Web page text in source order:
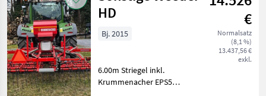
HD
€
Normalsatz
(8,1 %)
13.437,56 €
exkl.
Bj. 2015
6.00m Striegel inkl.
Krummenacher EPS5